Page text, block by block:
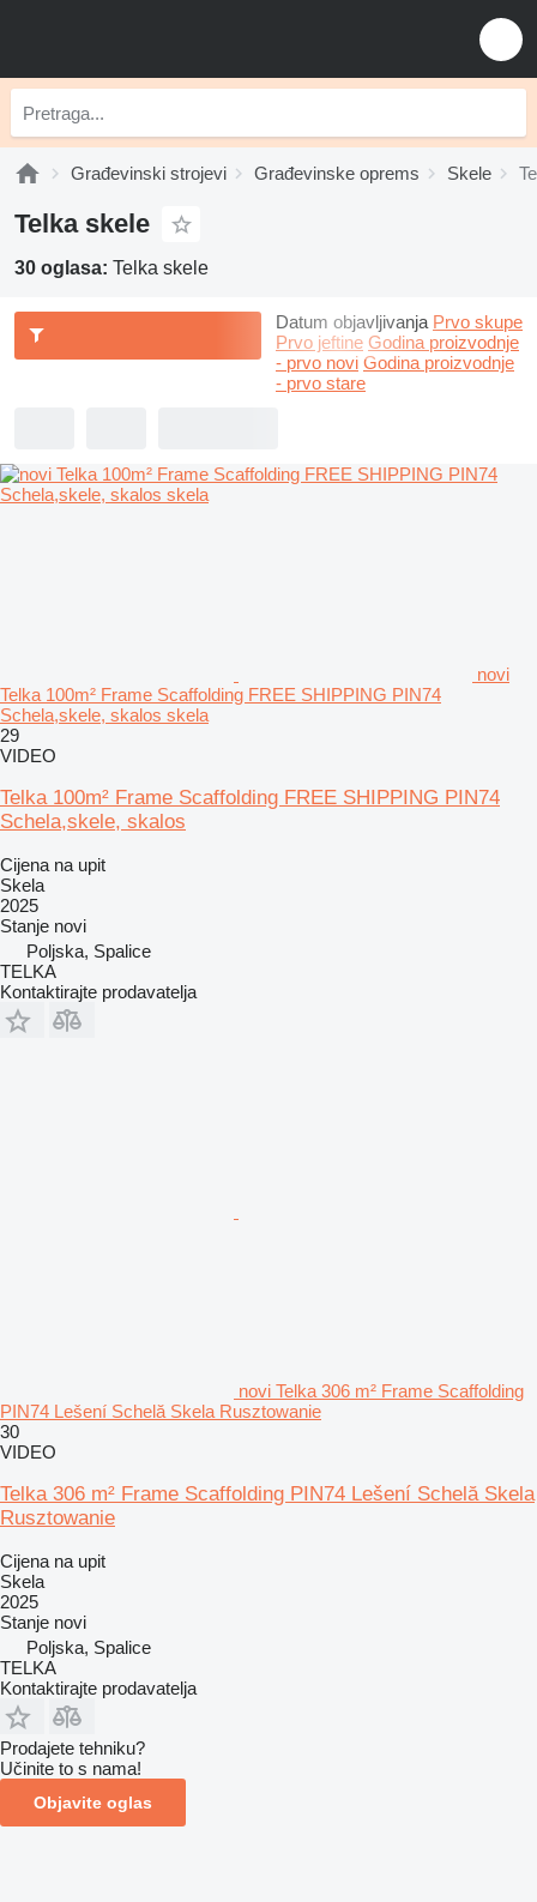
Građevinski strojevi Građevinske oprems Skele
Telka skele
30 oglasa: Telka skele
Datum objavljivanja Prvo skupe
Prvo jeftine Godina proizvodnje
- prvo novi Godina proizvodnje
- prvo stare
novi
Telka 100m² Frame Scaffolding FREE SHIPPING PIN74
Schela,skele, skalos skela
29
VIDEO
Telka 100m² Frame Scaffolding FREE SHIPPING PIN74
Schela,skele, skalos
Cijena na upit
Skela
2025
Stanje novi
Poljska, Spalice
TELKA
Kontaktirajte prodavatelja
novi Telka 306 m² Frame Scaffolding
PIN74 Lešení Schelă Skela Rusztowanie
30
VIDEO
Telka 306 m² Frame Scaffolding PIN74 Lešení Schelă Skela
Rusztowanie
Cijena na upit
Skela
2025
Stanje novi
Poljska, Spalice
TELKA
Kontaktirajte prodavatelja
Prodajete tehniku?
Učinite to s nama!
Objavite oglas